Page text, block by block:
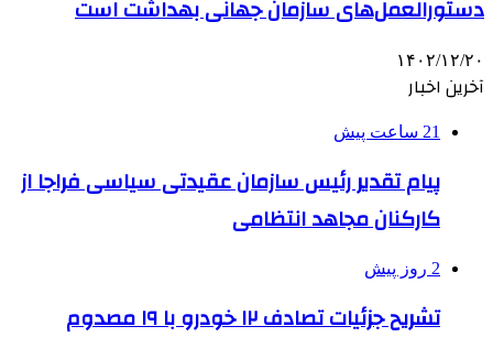
دستورالعمل‌های سازمان جهانی بهداشت است
۱۴۰۲/۱۲/۲۰
آخرین اخبار
21 ساعت پیش
پیام تقدیر رئیس سازمان عقیدتی سیاسی فراجا از
کارکنان مجاهد انتظامی
2 روز پیش
تشریح جزئیات تصادف ۱۲ خودرو با ۱۹ مصدوم